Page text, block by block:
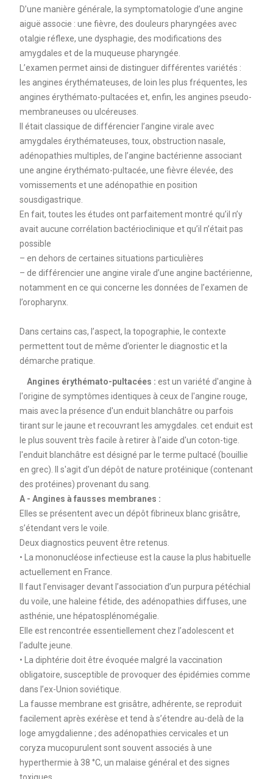
D’une manière générale, la symptomatologie d’une angine
aiguë associe : une fièvre, des douleurs pharyngées avec
otalgie réflexe, une dysphagie, des modifications des
amygdales et de la muqueuse pharyngée.
L’examen permet ainsi de distinguer différentes variétés :
les angines érythémateuses, de loin les plus fréquentes, les
angines érythémato-pultacées et, enfin, les angines pseudo-
membraneuses ou ulcéreuses.
Il était classique de différencier l’angine virale avec
amygdales érythémateuses, toux, obstruction nasale,
adénopathies multiples, de l’angine bactérienne associant
une angine érythémato-pultacée, une fièvre élevée, des
vomissements et une adénopathie en position
sousdigastrique.
En fait, toutes les études ont parfaitement montré qu’il n’y
avait aucune corrélation bactérioclinique et qu’il n’était pas
possible
– en dehors de certaines situations particulières
– de différencier une angine virale d’une angine bactérienne,
notamment en ce qui concerne les données de l’examen de
l’oropharynx.
Dans certains cas, l’aspect, la topographie, le contexte
permettent tout de même d’orienter le diagnostic et la
démarche pratique.
Angines érythémato-pultacées : est un variété d'angine à
l'origine de symptômes identiques à ceux de l'angine rouge,
mais avec la présence d'un enduit blanchâtre ou parfois
tirant sur le jaune et recouvrant les amygdales. cet enduit est
le plus souvent très facile à retirer à l'aide d'un coton-tige.
l'enduit blanchâtre est désigné par le terme pultacé (bouillie
en grec). Il s'agit d'un dépôt de nature protéinique (contenant
des protéines) provenant du sang.
A - Angines à fausses membranes :
Elles se présentent avec un dépôt fibrineux blanc grisâtre,
s’étendant vers le voile.
Deux diagnostics peuvent être retenus.
• La mononucléose infectieuse est la cause la plus habituelle
actuellement en France.
Il faut l’envisager devant l’association d’un purpura pétéchial
du voile, une haleine fétide, des adénopathies diffuses, une
asthénie, une hépatosplénomégalie.
Elle est rencontrée essentiellement chez l’adolescent et
l’adulte jeune.
• La diphtérie doit être évoquée malgré la vaccination
obligatoire, susceptible de provoquer des épidémies comme
dans l’ex-Union soviétique.
La fausse membrane est grisâtre, adhérente, se reproduit
facilement après exérèse et tend à s’étendre au-delà de la
loge amygdalienne ; des adénopathies cervicales et un
coryza mucopurulent sont souvent associés à une
hyperthermie à 38 °C, un malaise général et des signes
toxiques.